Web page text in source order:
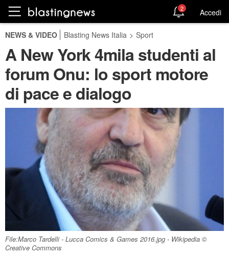
2 Accedi
NEWS & VIDEO Blasting News Italia > Sport
A New York 4mila studenti al
forum Onu: lo sport motore
di pace e dialogo
File:Marco Tardelli - Lucca Comics & Games 2016.jpg - Wikipedia ©
Creative Commons